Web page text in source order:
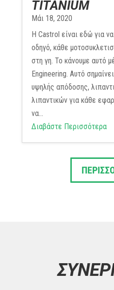
TITANIUM
Μάι 18, 2020
Η Castrol είναι εδώ για
οδηγό, κάθε
στη γη. Το κάνουμε αυτό
Engineering. Αυτό
υψηλής απόδοσης,
λιπαντικών για κάθε
να...
Διαβάστε Περισσότερα